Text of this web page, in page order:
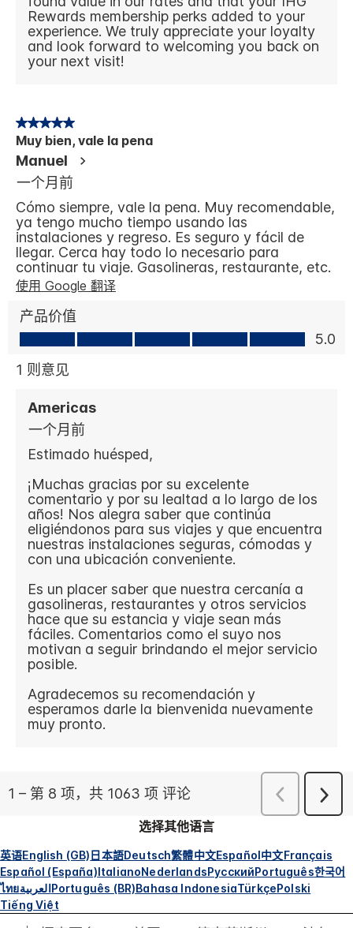
选择其他语言
英语English (GB)日本語Deutsch繁體中文Español中文Français
Español (España)ItalianoNederlandsРусскийPortuguês한국어
ไทยالعربيةPortuguês (BR)Bahasa IndonesiaTürkçePolski
Tiếng Việt